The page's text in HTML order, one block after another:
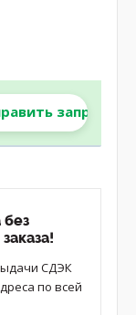
запрос
без
СДЭК
по всей